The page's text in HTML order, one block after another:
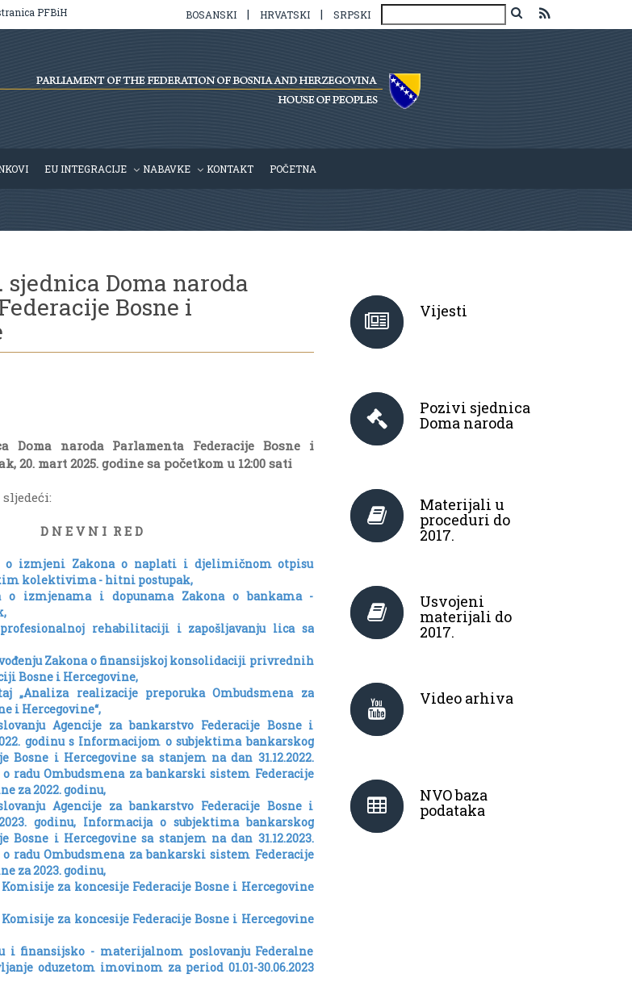
PFBiH BOSANSKI | HRVATSKI | SRPSKI
EU INTEGRACIJE NABAVKE KONTAKT POČETNA
sjednica Doma naroda
Bosne i
Doma naroda Parlamenta Federacije Bosne i
20. mart 2025. godine sa početkom u 12:00 sati
D N E V N I R E D
o izmjeni Zakona o naplati i djelimičnom otpisu
kolektivima - hitni postupak,
o izmjenama i dopunama Zakona o bankama -
rehabilitaciji i zapošljavanju lica sa
Zakona o finansijskoj konsolidaciji privrednih
Bosne i Hercegovine,
„Analiza realizacije preporuka Ombudsmena za
i Hercegovine“,
Agencije za bankarstvo Federacije Bosne i
godinu s Informacijom o subjektima bankarskog
Bosne i Hercegovine sa stanjem na dan 31.12.2022.
radu Ombudsmena za bankarski sistem Federacije
za 2022. godinu,
Agencije za bankarstvo Federacije Bosne i
godinu, Informacija o subjektima bankarskog
Bosne i Hercegovine sa stanjem na dan 31.12.2023.
radu Ombudsmena za bankarski sistem Federacije
za 2023. godinu,
za koncesije Federacije Bosne i Hercegovine
za koncesije Federacije Bosne i Hercegovine
i finansijsko - materijalnom poslovanju Federalne
oduzetom imovinom za period 01.01-30.06.2023
Vijesti
Pozivi sjednica
Doma naroda
Materijali u
proceduri do
2017.
Usvojeni
materijali do
2017.
Video arhiva
NVO baza
podataka